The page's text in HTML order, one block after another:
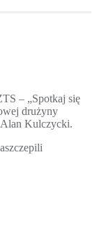
– „Spotkaj się
drużyny
Kulczycki.